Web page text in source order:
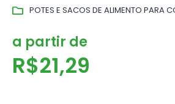
POTES E SACOS DE ALIMENTO PARA
a partir de
R$21,29